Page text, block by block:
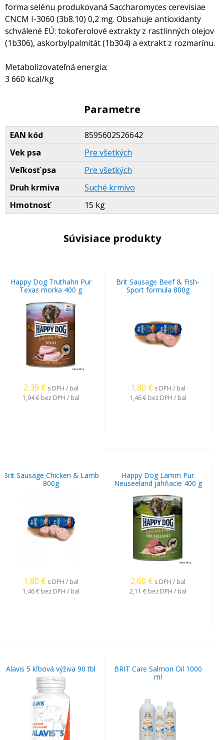
forma selénu produkovaná Saccharomyces cerevisiae
CNCM I-3060 (3b8.10) 0,2 mg. Obsahuje antioxidanty
schválené EÚ: tokoferolové extrakty z rastlinných olejov
(1b306), askorbylpalmitát (1b304) a extrakt z rozmarínu.
Metabolizovateľná energia:
3 660 kcal/kg
Parametre
EAN kód
8595602526642
Vek psa
Pre všetkých
Veľkosť psa
Pre všetkých
Druh krmiva
Suché krmivo
Hmotnosť
15 kg
Súvisiace produkty
Happy Dog Truthahn Pur
Texas morka 400 g
2,39 € s DPH / bal
1,94 € bez DPH / bal
Brit Sausage Beef & Fish-
Sport formula 800g
1,80 € s DPH / bal
1,46 € bez DPH / bal
Brit Sausage Chicken & Lamb
800g
1,80 € s DPH / bal
1,46 € bez DPH / bal
Happy Dog Lamm Pur
Neuseeland jahňacie 400 g
2,60 € s DPH / bal
2,11 € bez DPH / bal
Alavis 5 kĺbová výživa 90 tbl
BRIT Care Salmon Oil 1000
ml